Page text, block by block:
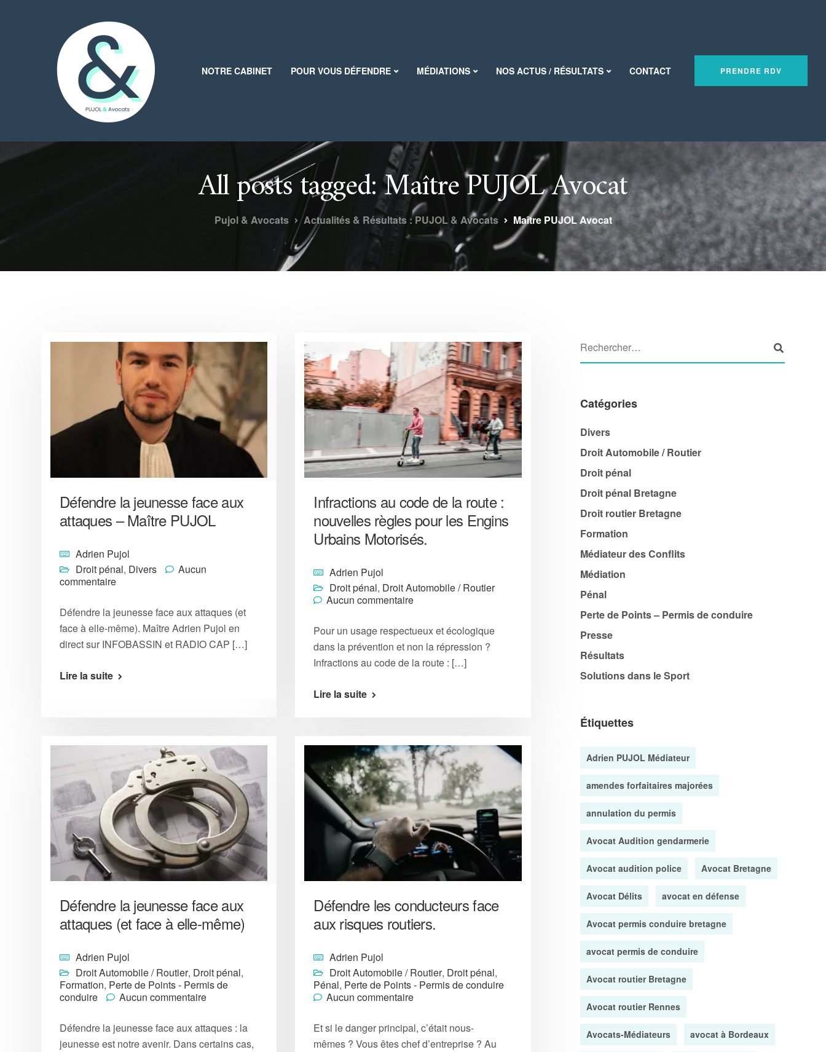
NOTRE CABINET POUR VOUS DÉFENDRE MÉDIATIONS NOS ACTUS / RÉSULTATS CONTACT PRENDRE RDV
All posts tagged: Maître PUJOL Avocat
Pujol & Avocats Actualités & Résultats : PUJOL & Avocats Maître PUJOL Avocat
Défendre la jeunesse face aux
attaques – Maître PUJOL
Adrien Pujol
Droit pénal, Divers
Aucun
commentaire
Défendre la jeunesse face aux attaques (et
face à elle-même). Maître Adrien Pujol en
direct sur INFOBASSIN et RADIO CAP […]
Lire la suite
Infractions au code de la route :
nouvelles règles pour les Engins
Urbains Motorisés.
Adrien Pujol
Droit pénal, Droit Automobile / Routier
Aucun commentaire
Pour un usage respectueux et écologique
dans la prévention et non la répression ?
Infractions au code de la route : […]
Lire la suite
Défendre la jeunesse face aux
attaques (et face à elle-même)
Adrien Pujol
Droit Automobile / Routier, Droit pénal,
Formation, Perte de Points - Permis de
conduire
Aucun commentaire
Défendre la jeunesse face aux attaques : la
jeunesse est notre avenir. Dans certains cas,
Défendre les conducteurs face
aux risques routiers.
Adrien Pujol
Droit Automobile / Routier, Droit pénal,
Pénal, Perte de Points - Permis de conduire
Aucun commentaire
Et si le danger principal, c’était nous-
mêmes ? Vous êtes chef d’entreprise ? Au
Catégories
Divers
Droit Automobile / Routier
Droit pénal
Droit pénal Bretagne
Droit routier Bretagne
Formation
Médiateur des Conflits
Médiation
Pénal
Perte de Points – Permis de conduire
Presse
Résultats
Solutions dans le Sport
Étiquettes
Adrien PUJOL Médiateur
amendes forfaitaires majorées
annulation du permis
Avocat Audition gendarmerie
Avocat audition police Avocat Bretagne
Avocat Délits avocat en défense
Avocat permis conduire bretagne
avocat permis de conduire
Avocat routier Bretagne
Avocat routier Rennes
Avocats-Médiateurs avocat à Bordeaux